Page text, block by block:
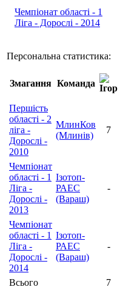
Чемпіонат області - 1
Ліга - Дорослі - 2014
Персональна статистика:
Змагання Команда
Першість
області - 2
ліга -
Дорослі -
2010
МлинКов
(Млинів)
7
Чемпіонат
області - 1
Ліга -
Дорослі -
2013
Ізотоп-
РАЕС
(Вараш)
-
Чемпіонат
області - 1
Ліга -
Дорослі -
2014
Ізотоп-
РАЕС
(Вараш)
-
Всього 7